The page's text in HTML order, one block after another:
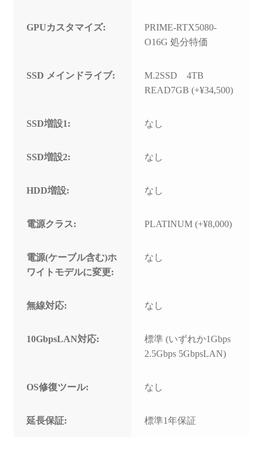
GPUカスタマイズ:
PRIME-RTX5080-
O16G 処分特価
SSD メインドライブ:
M.2SSD 4TB
READ7GB (+¥34,500)
SSD増設1: なし
SSD増設2: なし
HDD増設: なし
電源クラス: PLATINUM (+¥8,000)
電源(ケーブル含む)ホ
ワイトモデルに変更:
なし
無線対応: なし
10GbpsLAN対応:
標準 (いずれか1Gbps
2.5Gbps 5GbpsLAN)
OS修復ツール: なし
延長保証: 標準1年保証